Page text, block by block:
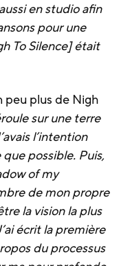
en studio afin
pour une
To Silence] était
peu plus de Nigh
sur une terre
l’intention
possible. Puis,
of my
de mon propre
la vision la plus
écrit la première
du processus